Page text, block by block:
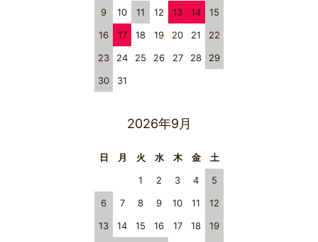
9
10 11 12 13 14
15
16
17 18 19 20 21
22
23
24 25 26 27 28
29
30
31
2026年9月
日 月 火 水 木 金
土
1
2 3 4
5
6
7 8 9 10 11
12
13
14 15 16 17 18
19